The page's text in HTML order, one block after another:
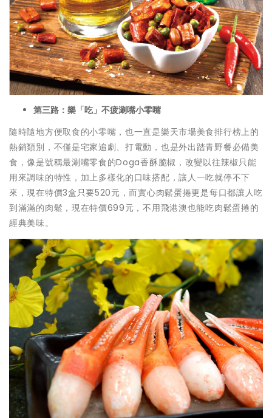
第三路：樂「吃」不疲涮嘴小零嘴
隨時隨地方便取食的小零嘴，也一直是樂天市場美食排行榜上的
熱銷類別，不僅是宅家追劇、打電動，也是外出踏青野餐必備美
食，像是號稱最涮嘴零食的Doga香酥脆椒，改變以往辣椒只能
用來調味的特性，加上多樣化的口味搭配，讓人一吃就停不下
來，現在特價3盒只要520元，而實心肉鬆蛋捲更是每口都讓人吃
到滿滿的肉鬆，現在特價699元，不用飛港澳也能吃肉鬆蛋捲的
經典美味。